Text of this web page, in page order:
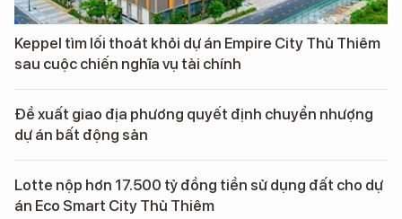
Keppel tìm lối thoát khỏi dự án Empire City Thủ Thiêm
sau cuộc chiến nghĩa vụ tài chính
Đề xuất giao địa phương quyết định chuyển nhượng
dự án bất động sản
Lotte nộp hơn 17.500 tỷ đồng tiền sử dụng đất cho dự
án Eco Smart City Thủ Thiêm